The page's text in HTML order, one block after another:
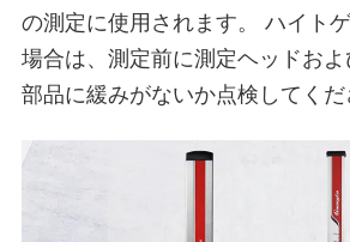
の測定に使用されます。 ハイト
場合は、測定前に測定ヘッドお
部品に緩みがないか点検してくだ